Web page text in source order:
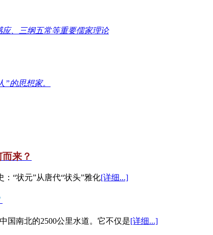
、三纲五常等重要儒家理论
的思想家。
来？
“状元”从唐代“状头”雅化[详细...]
国南北的2500公里水道。它不仅是[详细...]